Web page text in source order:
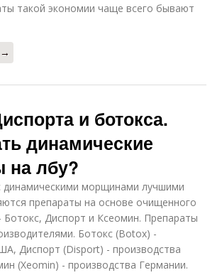
такой экономии чаще всего бывают
→
и ботокса.
динамические
лбу?
динамическими морщинами лучшими
препараты на основе очищенного
Ботокс, Диспорт и Ксеомин. Препараты
Ботокс (Botox) -
Диспорт (Disport) - производства
(Xeomin) - производства Германии.